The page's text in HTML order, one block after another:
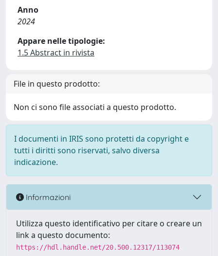
Anno
2024
Appare nelle tipologie:
1.5 Abstract in rivista
File in questo prodotto:
Non ci sono file associati a questo prodotto.
I documenti in IRIS sono protetti da copyright e
tutti i diritti sono riservati, salvo diversa
indicazione.
Informazioni
Utilizza questo identificativo per citare o creare un
link a questo documento:
https://hdl.handle.net/20.500.12317/113074